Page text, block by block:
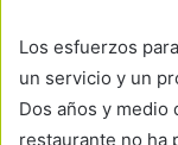
Los esfuerzos
un servicio y un
Dos años y medio
restaurante no ha